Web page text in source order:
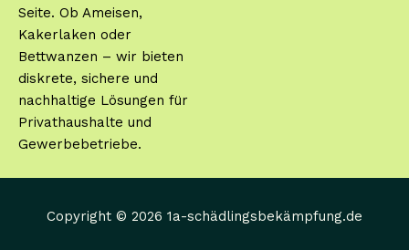
Seite. Ob Ameisen,
Kakerlaken oder
Bettwanzen – wir bieten
diskrete, sichere und
nachhaltige Lösungen für
Privathaushalte und
Gewerbebetriebe.
Copyright © 2026 1a-schädlingsbekämpfung.de